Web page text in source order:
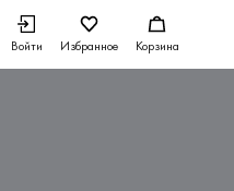
Войти Избранное Корзина